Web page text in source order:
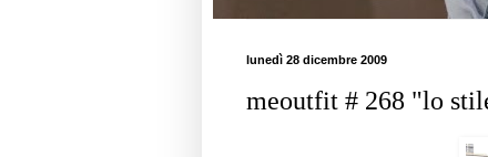
lunedì 28 dicembre 2009
meoutfit # 268 "lo